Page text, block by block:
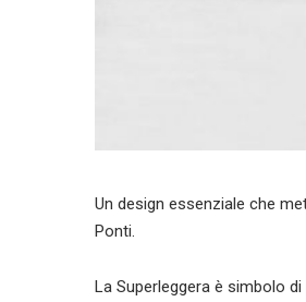
Un design essenziale che
Ponti.
La Superleggera è simbolo